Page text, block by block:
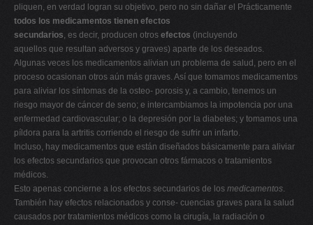
pliquen, en verdad logran su objetivo, pero no sin dañar el Prácticamente
todos los medicamentos tienen efectos
secundarios, es decir, producen otros efectos (incluyendo
aquellos que resultan adversos y graves) aparte de los deseados.
Algunas veces los medicamentos alivian un problema de salud, pero en el
proceso ocasionan otros aún más graves. Así que tomamos medicamentos
para aliviar los síntomas de la osteo- porosis y, a cambio, tenemos un
riesgo mayor de cáncer de seno; e intercambiamos la impotencia por una
enfermedad cardiovascular; o la depresión por la diabetes; y tomamos una
píldora para la artritis corriendo el riesgo de sufrir un infarto.
Incluso, hay medicamentos que están diseñados básicamente para aliviar
los efectos secundarios que provocan otros fármacos o tratamientos
médicos.
Esto apenas concierne a los efectos secundarios de los medicamentos.
También hay efectos relacionados y conse- cuencias graves para la salud
causados por tratamientos médicos como la cirugía, la radiación o